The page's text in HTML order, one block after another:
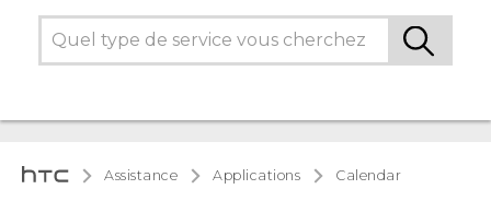
Assistance Applications Calendar